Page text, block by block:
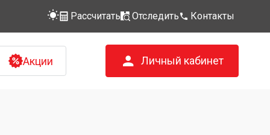
Рассчитать Отследить Контакты
Акции Личный кабинет